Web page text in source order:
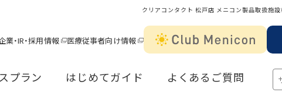
クリアコンタクト 松戸店 メニコン製品取扱施
業・IR・採用情報 医療従事者向け情報
プラン はじめてガイド よくあるご質問